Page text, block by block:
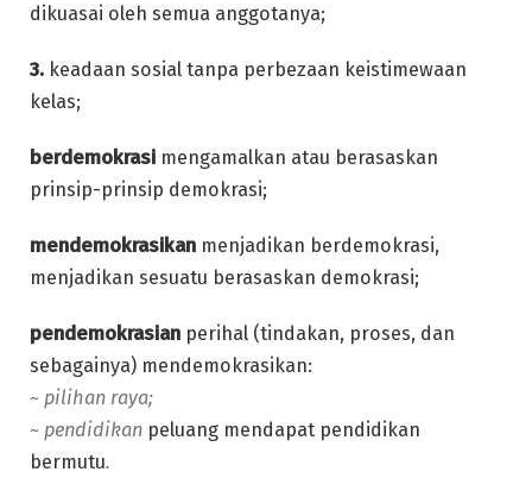
dikuasai oleh semua anggotanya;
3. keadaan sosial tanpa perbezaan keistimewaan
kelas;
berdemokrasi mengamalkan atau berasaskan
prinsip-prinsip demokrasi;
mendemokrasikan menjadikan berdemokrasi,
menjadikan sesuatu berasaskan demokrasi;
pendemokrasian perihal (tindakan, proses, dan
sebagainya) mendemokrasikan:
~ pilihan raya;
~ pendidikan peluang mendapat pendidikan
bermutu.